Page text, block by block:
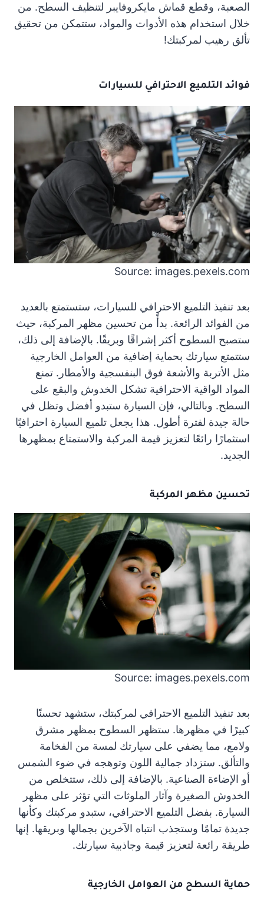
الصعبة، وقطع قماش مايكروفايبر لتنظيف السطح. من
خلال استخدام هذه الأدوات والمواد، ستتمكن من تحقيق
تألق رهيب لمركبتك!
فوائد التلميع الاحترافي للسيارات
Source: images.pexels.com
بعد تنفيذ التلميع الاحترافي للسيارات، ستستمتع بالعديد
من الفوائد الرائعة. بدأً من تحسين مظهر المركبة، حيث
ستصبح السطوح أكثر إشراقًا وبريقًا. بالإضافة إلى ذلك،
ستتمتع سيارتك بحماية إضافية من العوامل الخارجية
مثل الأتربة والأشعة فوق البنفسجية والأمطار. تمنع
المواد الواقية الاحترافية تشكل الخدوش والبقع على
السطح. وبالتالي، فإن السيارة ستبدو أفضل وتظل في
حالة جيدة لفترة أطول. هذا يجعل تلميع السيارة احترافيًا
استثمارًا رائعًا لتعزيز قيمة المركبة والاستمتاع بمظهرها
الجديد.
تحسين مظهر المركبة
Source: images.pexels.com
بعد تنفيذ التلميع الاحترافي لمركبتك، ستشهد تحسنًا
كبيرًا في مظهرها. ستظهر السطوح بمظهر مشرق
ولامع، مما يضفي على سيارتك لمسة من الفخامة
والتألق. ستزداد جمالية اللون وتوهجه في ضوء الشمس
أو الإضاءة الصناعية. بالإضافة إلى ذلك، ستتخلص من
الخدوش الصغيرة وآثار الملوثات التي تؤثر على مظهر
السيارة. بفضل التلميع الاحترافي، ستبدو مركبتك وكأنها
جديدة تمامًا وستجذب انتباه الآخرين بجمالها وبريقها. إنها
طريقة رائعة لتعزيز قيمة وجاذبية سيارتك.
حماية السطح من العوامل الخارجية